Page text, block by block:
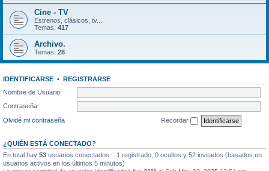
Cine - TV
Estrenos, clásicos, tv....
Temas: 417
Archivo.
Temas: 28
IDENTIFICARSE • REGISTRARSE
Nombre de Usuario:
Contraseña:
Olvidé mi contraseña
Recordar
¿QUIÉN ESTÁ CONECTADO?
En total hay 53 usuarios conectados :: 1 registrado, 0 ocultos y 52 invitados (basados en
usuarios activos en los últimos 5 minutos)